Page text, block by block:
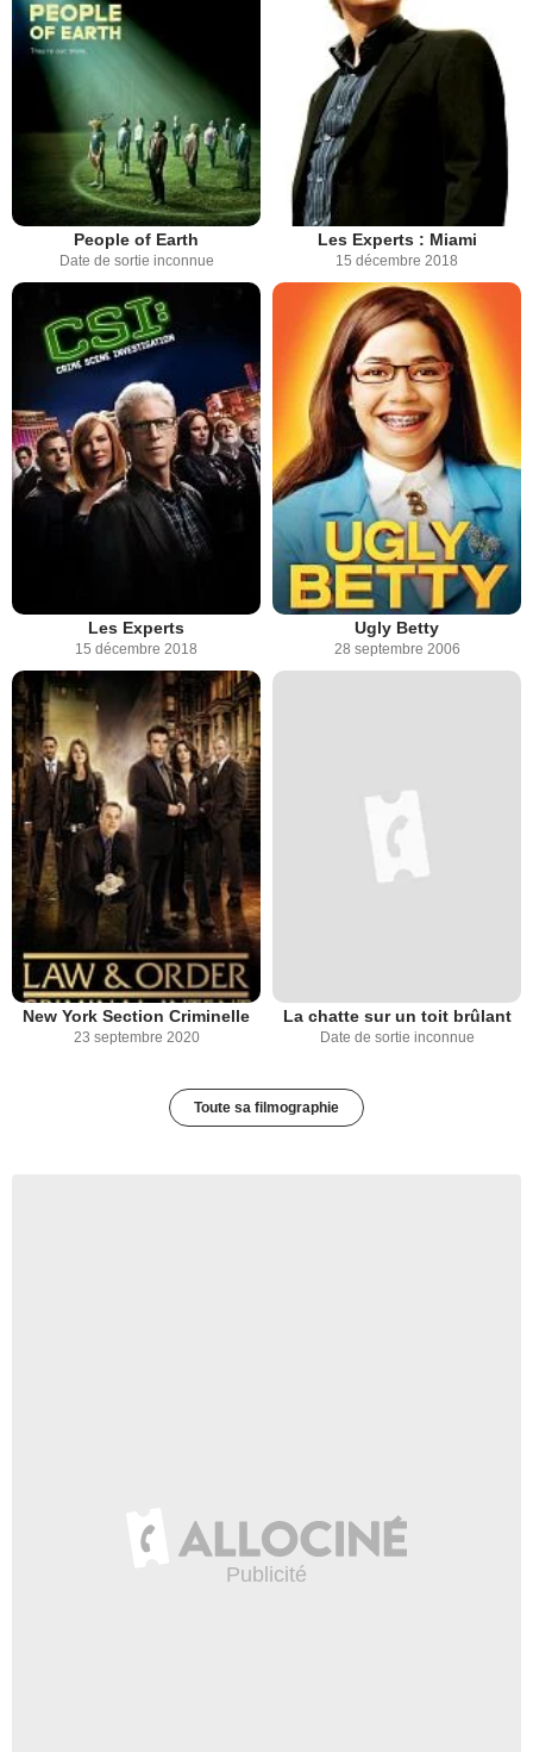
People of Earth
Date de sortie inconnue
Les Experts : Miami
15 décembre 2018
Les Experts
15 décembre 2018
Ugly Betty
28 septembre 2006
New York Section Criminelle
23 septembre 2020
La chatte sur un toit brûlant
Date de sortie inconnue
Toute sa filmographie